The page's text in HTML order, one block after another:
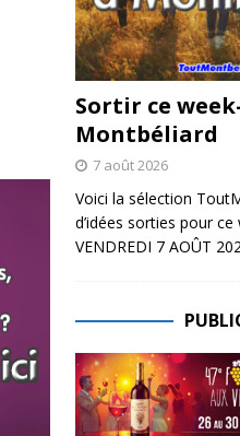
Sortir ce
Montbéliard
7 août 2026
Voici la sélection
d’idées sorties pour ce
VENDREDI 7 AOÛT